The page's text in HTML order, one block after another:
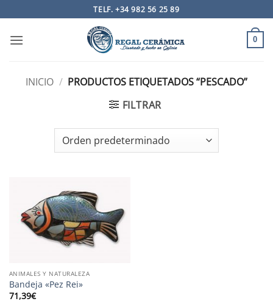
al
contenido
TELF. +34 982 56 25 89
0
INICIO / PRODUCTOS ETIQUETADOS “PESCADO”
FILTRAR
ANIMALES Y NATURALEZA
Bandeja «Pez Rei»
71,39€